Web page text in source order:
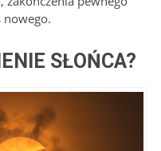
nowego.
SŁOŃCA?